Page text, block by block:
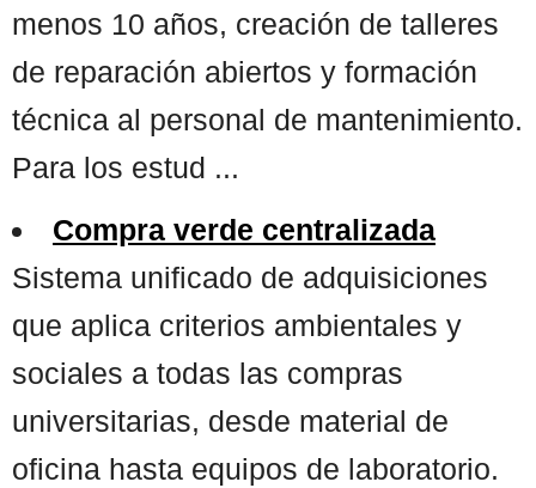
menos 10 años, creación de talleres
de reparación abiertos y formación
técnica al personal de mantenimiento.
Para los estud ...
Compra verde centralizada
Sistema unificado de adquisiciones
que aplica criterios ambientales y
sociales a todas las compras
universitarias, desde material de
oficina hasta equipos de laboratorio.